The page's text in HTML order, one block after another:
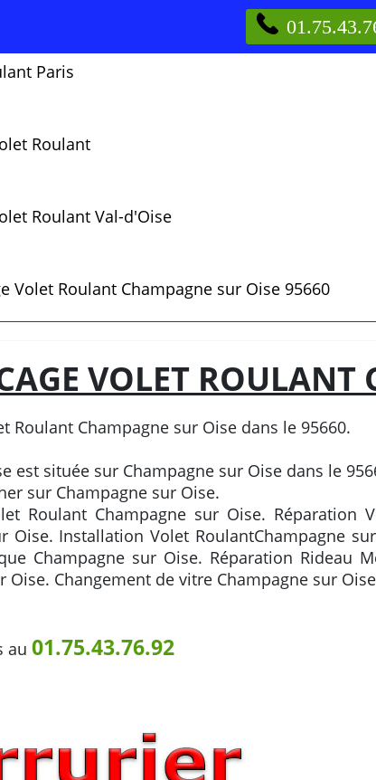
Paris
Roulant
Roulant Val-d'Oise
Volet Roulant Champagne sur Oise 95660
VOLET
Roulant Champagne sur Oise dans le 95660.
est située sur Champagne sur Oise dans le
sur Champagne sur Oise.
Roulant Champagne sur Oise. Réparation
Oise. Installation Volet RoulantChampagne
Champagne sur Oise. Réparation Rideau
Oise. Changement de vitre Champagne sur
au 01.75.43.76.92